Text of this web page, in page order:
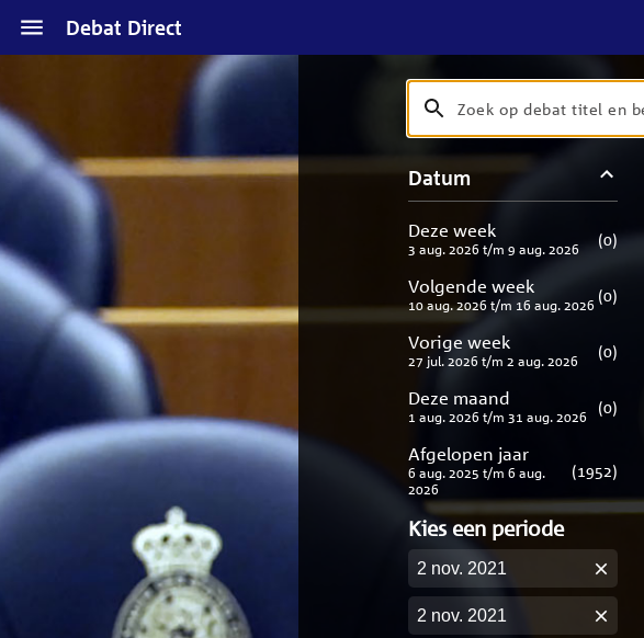
hoofdinhoudDebat Direct
Zoeken
Zoek
op
debat
titel
en
beschrijving
zoekresultaten
Verfijn
uw
resultaten
Datum
Deze week
3 aug. 2026 t/m 9 aug. 2026
(0)
Volgende week
10 aug. 2026 t/m 16 aug. 2026
(0)
Vorige week
27 jul. 2026 t/m 2 aug. 2026
(0)
Deze maand
1 aug. 2026 t/m 31 aug. 2026
(0)
Afgelopen jaar
6 aug. 2025 t/m 6 aug.
2026
(1952)
Kies een periode
Startdatum
Einddatum